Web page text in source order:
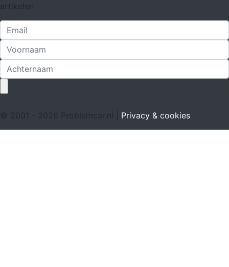
artikelen
© 2001 - 2026 Problemcar.nl | Privacy & cookies